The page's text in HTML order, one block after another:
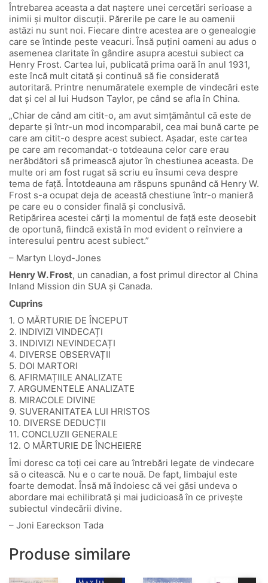
Întrebarea aceasta a dat naștere unei cercetări serioase a
inimii și multor discuții. Părerile pe care le au oamenii
astăzi nu sunt noi. Fiecare dintre acestea are o genealogie
care se întinde peste veacuri. Însă puțini oameni au adus o
asemenea claritate în gândire asupra acestui subiect ca
Henry Frost. Cartea lui, publicată prima oară în anul 1931,
este încă mult citată și continuă să fie considerată
autoritară. Printre nenumăratele exemple de vindecări este
dat și cel al lui Hudson Taylor, pe când se afla în China.
„Chiar de când am citit-o, am avut simțământul că este de
departe și într-un mod incomparabil, cea mai bună carte pe
care am citit-o despre acest subiect. Așadar, este cartea
pe care am recomandat-o totdeauna celor care erau
nerăbdători să primească ajutor în chestiunea aceasta. De
multe ori am fost rugat să scriu eu însumi ceva despre
tema de față. Întotdeauna am răspuns spunând că Henry W.
Frost s-a ocupat deja de această chestiune într-o manieră
pe care eu o consider finală și conclusivă.
Retipărirea acestei cărți la momentul de față este deosebit
de oportună, fiindcă există în mod evident o reînviere a
interesului pentru acest subiect.”
– Martyn Lloyd-Jones
Henry W. Frost, un canadian, a fost primul director al China
Inland Mission din SUA și Canada.
Cuprins
1. O MĂRTURIE DE ÎNCEPUT
2. INDIVIZI VINDECAȚI
3. INDIVIZI NEVINDECAȚI
4. DIVERSE OBSERVAȚII
5. DOI MARTORI
6. AFIRMAȚIILE ANALIZATE
7. ARGUMENTELE ANALIZATE
8. MIRACOLE DIVINE
9. SUVERANITATEA LUI HRISTOS
10. DIVERSE DEDUCȚII
11. CONCLUZII GENERALE
12. O MĂRTURIE DE ÎNCHEIERE
Îmi doresc ca toți cei care au întrebări legate de vindecare
să o citească. Nu e o carte nouă. De fapt, limbajul este
foarte demodat. Însă mă îndoiesc că vei găsi undeva o
abordare mai echilibrată și mai judicioasă în ce privește
subiectul vindecării divine.
– Joni Eareckson Tada
Produse similare